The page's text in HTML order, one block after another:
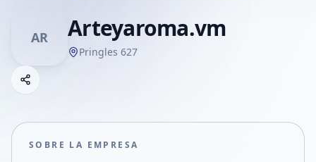
AR Arteyaroma.vm
Pringles 627
Compartir empresa
SOBRE LA EMPRESA